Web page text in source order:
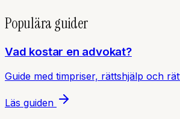
Populära guider
Vad kostar en advokat?
Guide med timpriser, rättshjälp och
Läs guiden